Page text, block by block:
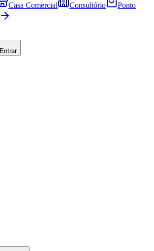
Casa Comercial Consultório
Ponto
Entrar